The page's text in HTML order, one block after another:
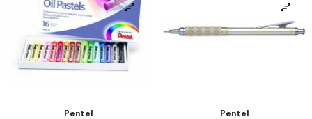
Pentel
Pentel